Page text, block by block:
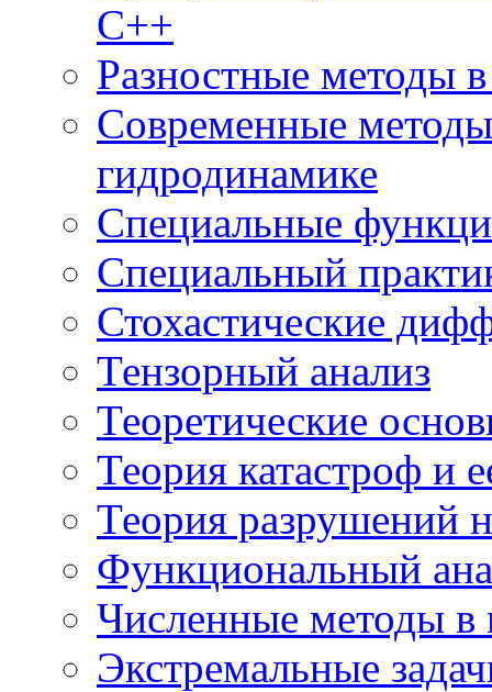
С++
Разностные методы
Современные
гидродинамике
Специальные
Специальный
Стохастические
Тензорный анализ
Теоретические
Теория катастроф и
Теория разрушений
Функциональный
Численные методы в
Экстремальные